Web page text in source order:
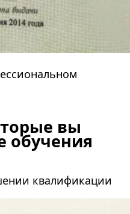
вы
обучения
квалификации